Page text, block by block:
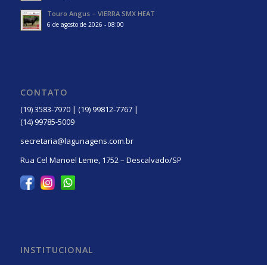
Touro Angus – VIERRA SMX HEAT
6 de agosto de 2026 - 08:00
CONTATO
(19) 3583-7970 | (19) 99812-7767 |
(14) 99785-5009
secretaria@lagunagens.com.br
Rua Cel Manoel Leme, 1752 – Descalvado/SP
INSTITUCIONAL